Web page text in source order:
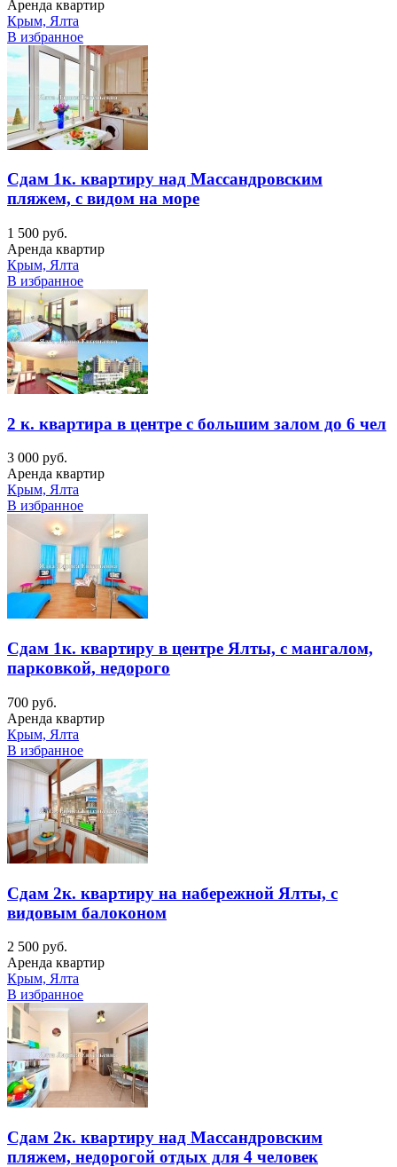
Аренда квартир
Крым, Ялта
В избранное
Сдам 1к. квартиру над Массандровским
пляжем, с видом на море
1 500 руб.
Аренда квартир
Крым, Ялта
В избранное
2 к. квартира в центре с большим залом до 6 чел
3 000 руб.
Аренда квартир
Крым, Ялта
В избранное
Сдам 1к. квартиру в центре Ялты, с мангалом,
парковкой, недорого
700 руб.
Аренда квартир
Крым, Ялта
В избранное
Сдам 2к. квартиру на набережной Ялты, с
видовым балоконом
2 500 руб.
Аренда квартир
Крым, Ялта
В избранное
Сдам 2к. квартиру над Массандровским
пляжем, недорогой отдых для 4 человек